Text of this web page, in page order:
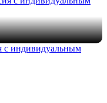
с индивидуальным